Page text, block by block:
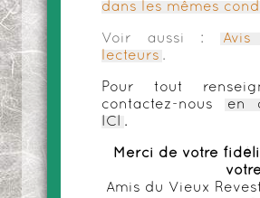
dans les mêmes
Voir aussi :
lecteurs .
Pour tout
contactez-nous
en
ICI
.
Merci de votre
Amis du Vieux